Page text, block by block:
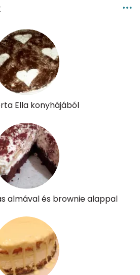
Ella konyhájából
almával és brownie alappal